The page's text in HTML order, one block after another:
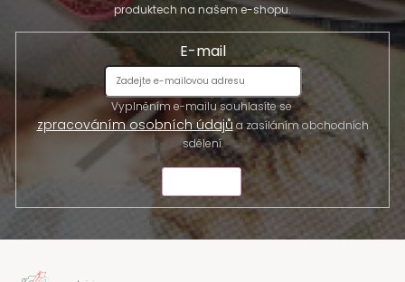
produktech na našem e-shopu.
E-mail
Vyplněním e-mailu souhlasíte se
zpracováním osobních údajůa zasíláním obchodních
sdělení.